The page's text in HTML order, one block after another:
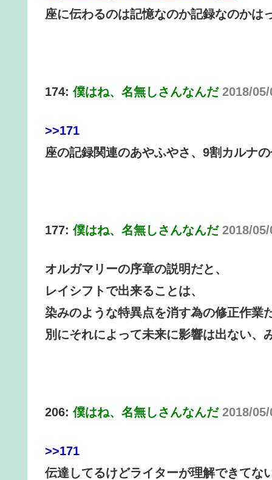
座に伝わるのは記憶なのか記録なのかは
174:僕はね、名無しさんなんだ 2018/
>>171
座の記録関連のあやふやさ、9割カルナ
177:僕はね、名無しさんなんだ 2018/
オルガマリーの序章の説明だと、
レイシフトで出来ることは、
染みのような特異点を消す為の修正作業
別にそれによって未来に影響は出ない、
206:僕はね、名無しさんなんだ 2018/
>>171
伝達してるけどライターが理解できてな